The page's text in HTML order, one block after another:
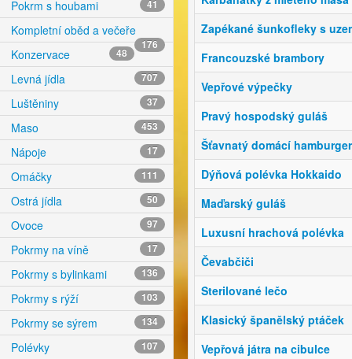
Pokrm s houbami 41
Kompletní oběd a večeře
176
Konzervace 48
Levná jídla 707
Luštěniny 37
Maso 453
Nápoje 17
Omáčky 111
Ostrá jídla 50
Ovoce 97
Pokrmy na víně 17
Pokrmy s bylinkami 136
Pokrmy s rýží 103
Pokrmy se sýrem 134
Polévky 107
Zapékané šunkofleky s
Francouzské brambory
Vepřové výpečky
Pravý hospodský guláš
Šťavnatý domácí hamburger
Dýňová polévka Hokkaido
Maďarský guláš
Luxusní hrachová polévka
Čevabčiči
Sterilované lečo
Klasický španělský ptáček
Vepřová játra na cibulce